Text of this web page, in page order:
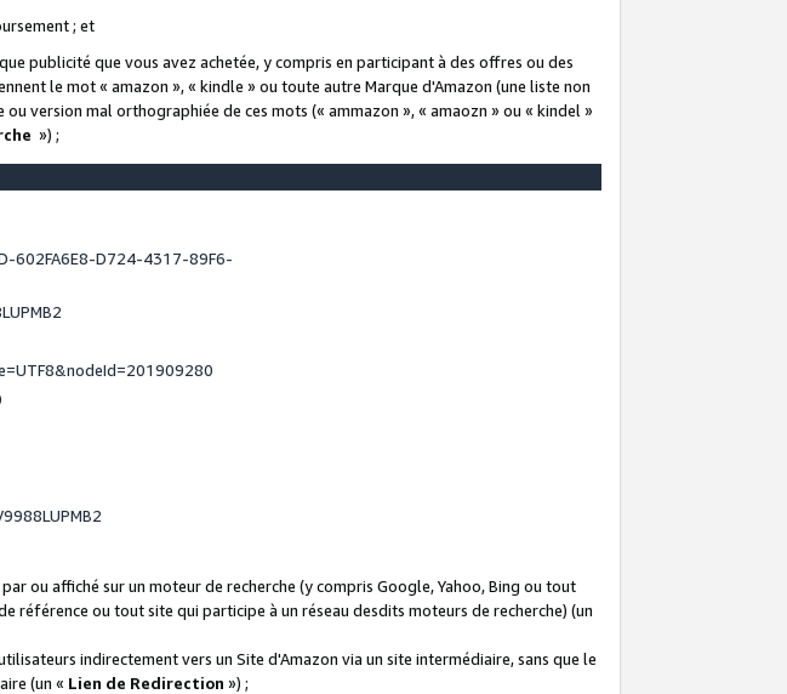
; et
publicité que vous avez achetée, y compris en participant à des offres ou des
le mot « amazon », « kindle » ou toute autre Marque d'Amazon (une liste non
version mal orthographiée de ces mots (« ammazon », « amaozn » ou « kindel »
») ;
602FA6E8-D724-4317-89F6-
ou affiché sur un moteur de recherche (y compris Google, Yahoo, Bing ou tout
référence ou tout site qui participe à un réseau desdits moteurs de recherche) (un
indirectement vers un Site d'Amazon via un site intermédiaire, sans que le
(un « Lien de Redirection ») ;